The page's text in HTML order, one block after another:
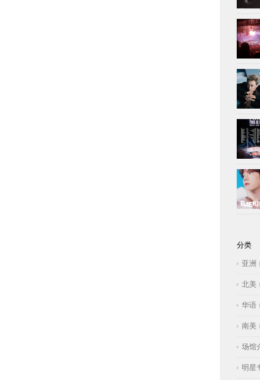
分类
亚洲
北美
华语
南美
场馆
明星